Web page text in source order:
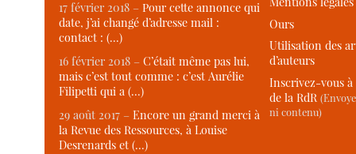
17 février 2018 –Pour cette annonce qui
date, j’ai changé d’adresse mail :
contact : (…)
16 février 2018 –C’était même pas lui,
mais c’est tout comme : c’est Aurélie
Filipetti qui a (…)
29 août 2017 –Encore un grand merci à
la Revue des Ressources, à Louise
Desrenards et (…)
Ours
Utilisation des
d’auteurs
Inscrivez-vous
de la RdR
ni contenu)